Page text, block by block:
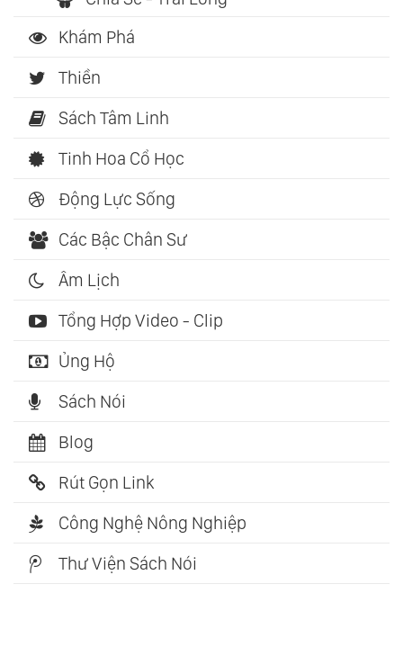
Khám Phá
Thiền
Sách Tâm Linh
Tinh Hoa Cổ Học
Động Lực Sống
Các Bậc Chân Sư
Âm Lịch
Tổng Hợp Video - Clip
Ủng Hộ
Sách Nói
Blog
Rút Gọn Link
Công Nghệ Nông Nghiệp
Thư Viện Sách Nói